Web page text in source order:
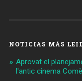
NOTICIAS MÁS
Aprovat el
l'antic cinema